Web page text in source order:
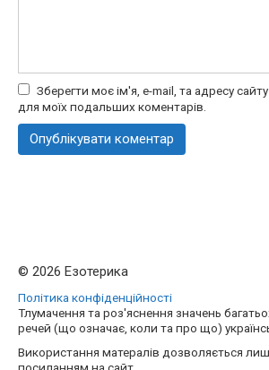
Зберегти моє ім'я, e-mail, та адресу
для моїх подальших коментарів.
© 2026 Езотерика
Політика конфіденційності
Тлумачення та роз'яснення значень
речей (що означає, коли та про що)
Використання матералів дозволяється